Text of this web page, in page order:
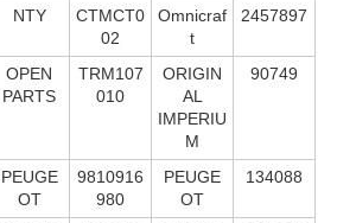
NTY
CTMCT0
02
Omnicraf
t
2457897
OPEN
PARTS
TRM107
010
ORIGIN
AL
IMPERIU
M
90749
PEUGE
OT
9810916
980
PEUGE
OT
134088